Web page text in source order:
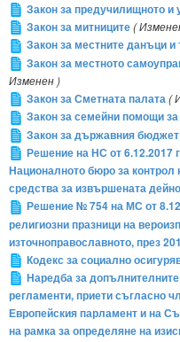
Закон за предучилищното и
Закон за митниците(
Закон за местните данъци и
Закон за местното
Изменен )
Закон за Сметната палата(
Закон за семейни помощи
Закон за държавния
Решение на НС от 6.12.2017
Националното бюро за контрол
средства за извършената
Решение № 754 на МС от
религиозни празници на
източноправославното, през
Кодекс за социално
Наредба за
регламенти, приети съгласно
Европейския парламент и на
на рамка за определяне на